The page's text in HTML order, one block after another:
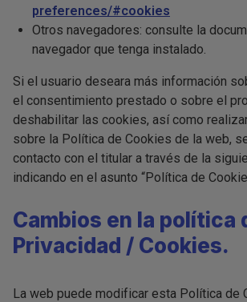
preferences/#cookies
Otros navegadores: consulte la
navegador que tenga instalado.
Si el usuario deseara más información
el consentimiento prestado o sobre el
deshabilitar las cookies, así como
sobre la Política de Cookies de la web,
contacto con el titular a través de la
indicando en el asunto “Política de
Cambios en la política
Privacidad / Cookies.
La web puede modificar esta Política de